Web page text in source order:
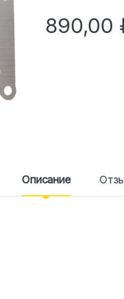
890,00
Описание